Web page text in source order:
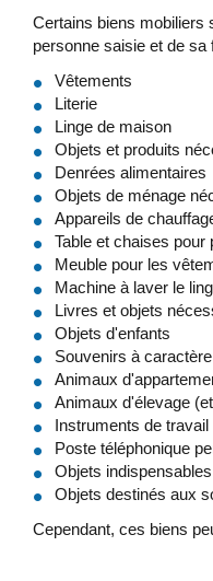
Certains biens mobiliers
personne saisie et de sa
Vêtements
Literie
Linge de maison
Objets et produits
Denrées alimentaires
Objets de ménage
Appareils de
Table et chaises
Meuble pour les
Machine à laver le
Livres et objets
Objets d'enfants
Souvenirs à
Animaux
Animaux d'élevage
Instruments de
Poste téléphonique
Objets
Objets destinés aux
Cependant, ces biens